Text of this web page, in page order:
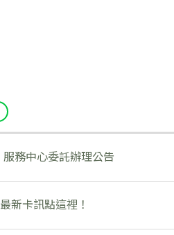
服務中心委託辦理公告
最新卡訊點這裡！